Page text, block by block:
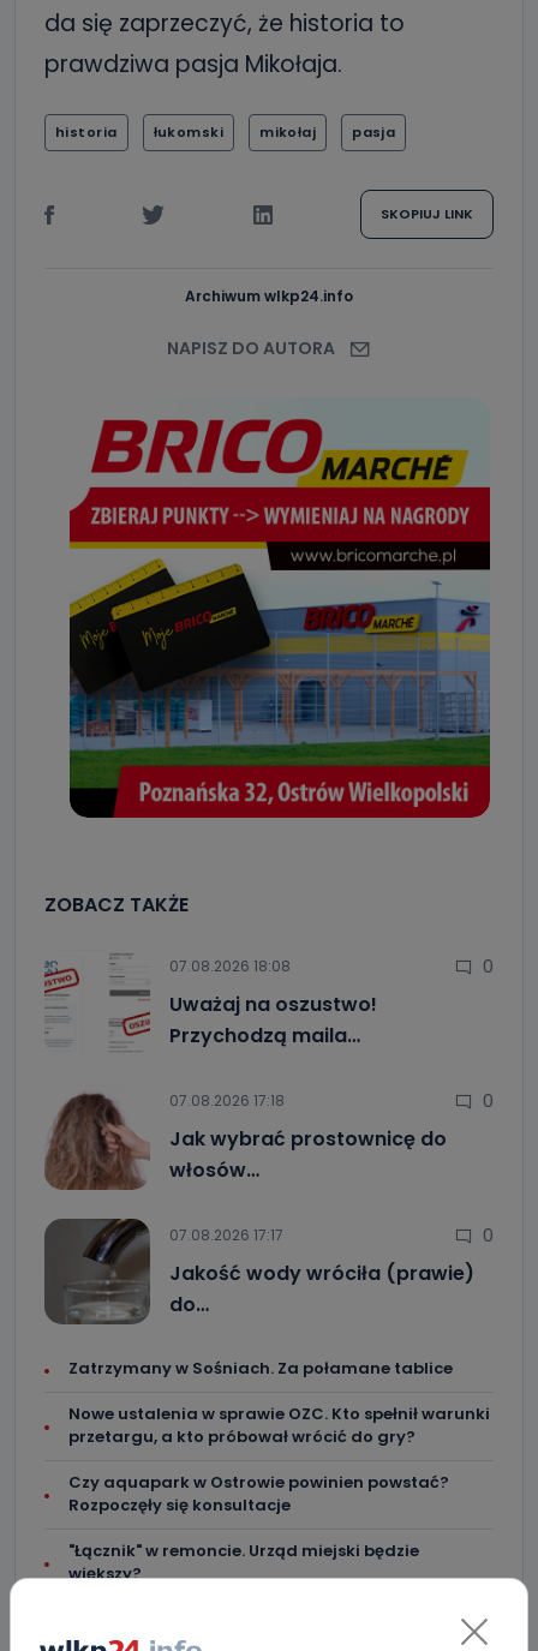
da się zaprzeczyć, że historia to
prawdziwa pasja Mikołaja.
historia łukomski mikołaj pasja
SKOPIUJ LINK
Archiwum wlkp24.info
NAPISZ DO AUTORA
ZOBACZ TAKŻE
07.08.2026 18:08 0
Uważaj na oszustwo!
Przychodzą maila…
07.08.2026 17:18 0
Jak wybrać prostownicę do
włosów…
07.08.2026 17:17 0
Jakość wody wróciła (prawie)
do…
Zatrzymany w Sośniach. Za połamane tablice
Nowe ustalenia w sprawie OZC. Kto spełnił warunki
przetargu, a kto próbował wrócić do gry?
Czy aquapark w Ostrowie powinien powstać?
Rozpoczęły się konsultacje
"Łącznik" w remoncie. Urząd miejski będzie
większy?
Ile jest klimy w szpitalu? Sprawdzamy w regionie